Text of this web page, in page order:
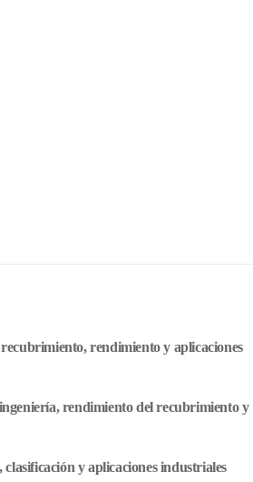
rendimiento y aplicaciones
rendimiento del recubrimiento y
y aplicaciones industriales